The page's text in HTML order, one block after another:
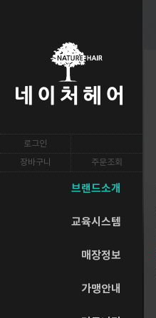
로그인
장바구니
주문조회
브랜드소개
교육시스템
매장정보
가맹안내